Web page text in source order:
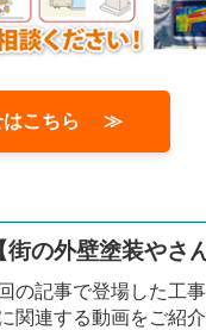
はこちら ≫
の外壁塗装やさ
の記事で登場した工
関連する動画をご紹